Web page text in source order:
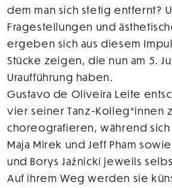
dem man sich stetig entfernt?
Fragestellungen und
ergeben sich aus diesem
Stücke zeigen, die nun am 5.
Uraufführung haben.
Gustavo de Oliveira Leite
vier seiner Tanz-Kolleg*innen
choreografieren, während
Maja Mirek und Jeff Pham
und Borys Jaźnicki jeweils
Auf ihrem Weg werden sie